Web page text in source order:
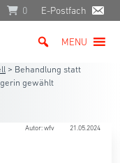
0 E-Postfach
MENU
> Behandlung statt
gewählt
Autor: wfv 21.05.2024